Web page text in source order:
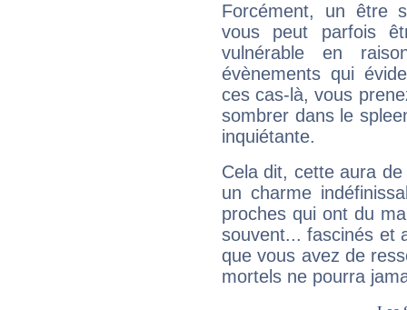
Forcément, un être
vous peut parfois
vulnérable en
évènements qui
ces cas-là, vous
sombrer dans le
inquiétante.
Cela dit, cette aura
un charme
proches qui ont du
souvent... fascinés et
que vous avez de
mortels ne pourra